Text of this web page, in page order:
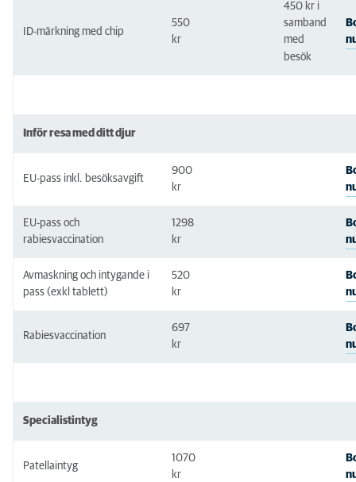
ID-märkning med chip
550
kr
450 kr i
samband
med
besök
Inför resa med ditt djur
EU-pass inkl. besöksavgift
900
kr
EU-pass och
rabiesvaccination
1298
kr
Avmaskning och intygande i
pass (exkl tablett)
520
kr
Rabiesvaccination
697
kr
Specialistintyg
Patellaintyg
1070
kr